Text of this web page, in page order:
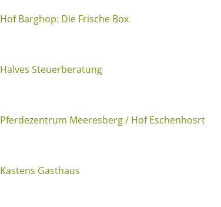
Hof Barghop: Die Frische Box
Halves Steuerberatung
Pferdezentrum Meeresberg / Hof Eschenhosrt
Kastens Gasthaus